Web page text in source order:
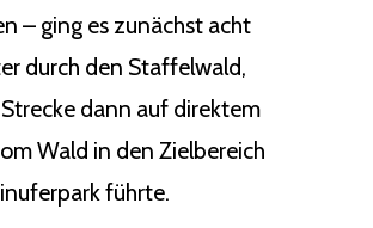
– ging es zunächst acht
durch den Staffelwald,
dann auf direktem
Wald in den Zielbereich
führte.